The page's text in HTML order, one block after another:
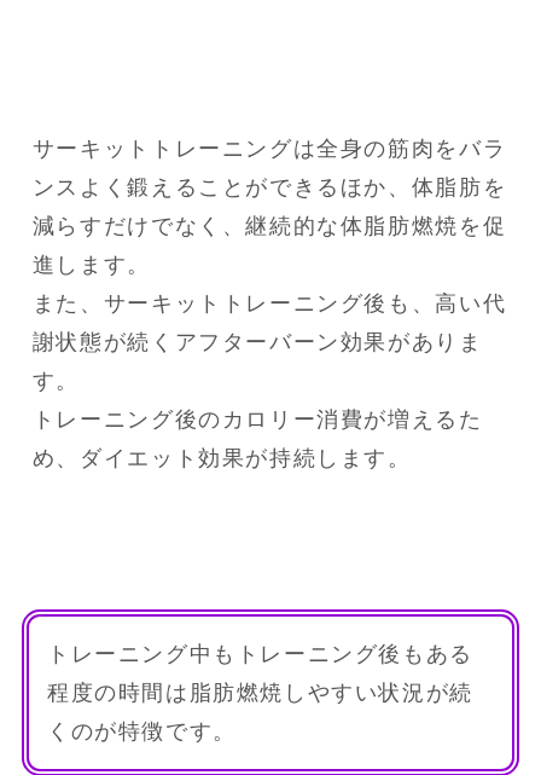
サーキットトレーニングは全身の筋肉をバラ
ンスよく鍛えることができるほか、体脂肪を
減らすだけでなく、継続的な体脂肪燃焼を促
進します。
また、サーキットトレーニング後も、高い代
謝状態が続くアフターバーン効果がありま
す。
トレーニング後のカロリー消費が増えるた
め、ダイエット効果が持続します。
トレーニング中もトレーニング後もある
程度の時間は脂肪燃焼しやすい状況が続
くのが特徴です。